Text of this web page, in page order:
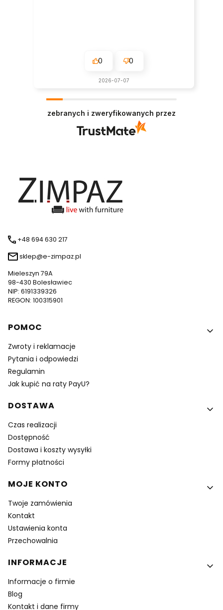
0 0
2026-07-07
zebranych i zweryfikowanych przez
+48 694 630 217
sklep@e-zimpaz.pl
Mieleszyn 79A
98-430 Bolesławiec
NIP: 6191339326
REGON: 100315901
Linki w stopce
POMOC
Zwroty i reklamacje
Pytania i odpowiedzi
Regulamin
Jak kupić na raty PayU?
DOSTAWA
Czas realizacji
Dostępność
Dostawa i koszty wysyłki
Formy płatności
MOJE KONTO
Twoje zamówienia
Kontakt
Ustawienia konta
Przechowalnia
INFORMACJE
Informacje o firmie
Blog
Kontakt i dane firmy